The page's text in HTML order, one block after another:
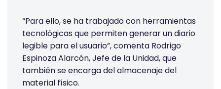
“Para ello, se ha trabajado con herramientas
tecnológicas que permiten generar un diario
legible para el usuario”, comenta Rodrigo
Espinoza Alarcón, Jefe de la Unidad, que
también se encarga del almacenaje del
material físico.